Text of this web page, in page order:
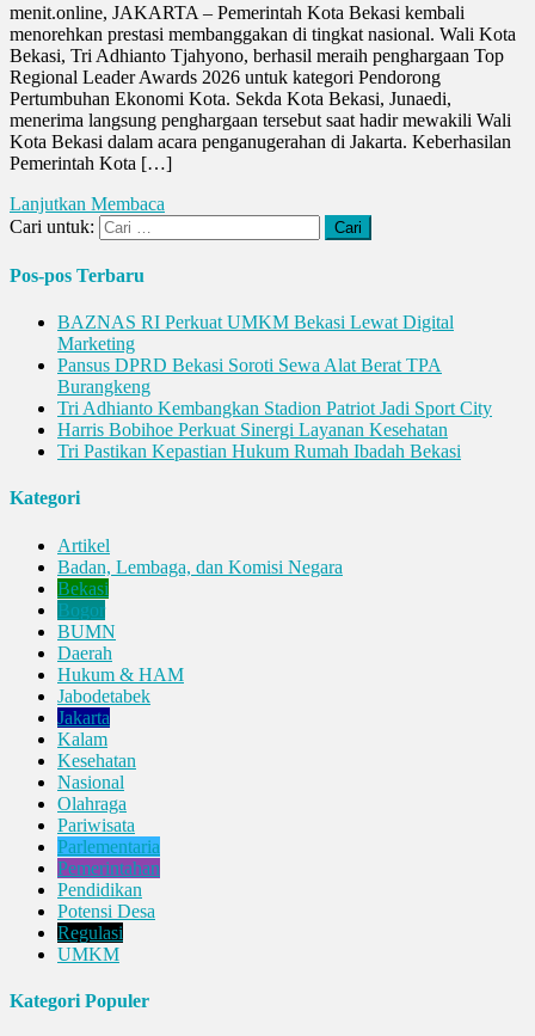
menit.online, JAKARTA – Pemerintah Kota Bekasi kembali
menorehkan prestasi membanggakan di tingkat nasional. Wali Kota
Bekasi, Tri Adhianto Tjahyono, berhasil meraih penghargaan Top
Regional Leader Awards 2026 untuk kategori Pendorong
Pertumbuhan Ekonomi Kota. Sekda Kota Bekasi, Junaedi,
menerima langsung penghargaan tersebut saat hadir mewakili Wali
Kota Bekasi dalam acara penganugerahan di Jakarta. Keberhasilan
Pemerintah Kota […]
Lanjutkan Membaca
Cari untuk:
Pos-pos Terbaru
BAZNAS RI Perkuat UMKM Bekasi Lewat Digital
Marketing
Pansus DPRD Bekasi Soroti Sewa Alat Berat TPA
Burangkeng
Tri Adhianto Kembangkan Stadion Patriot Jadi Sport City
Harris Bobihoe Perkuat Sinergi Layanan Kesehatan
Tri Pastikan Kepastian Hukum Rumah Ibadah Bekasi
Kategori
Artikel
Badan, Lembaga, dan Komisi Negara
Bekasi
Bogor
BUMN
Daerah
Hukum & HAM
Jabodetabek
Jakarta
Kalam
Kesehatan
Nasional
Olahraga
Pariwisata
Parlementaria
Pemerintahan
Pendidikan
Potensi Desa
Regulasi
UMKM
Kategori Populer